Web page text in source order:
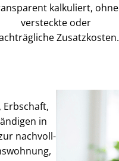
kalkuliert, ohne
versteckte oder
Zusatzkosten.
in
nach­voll­